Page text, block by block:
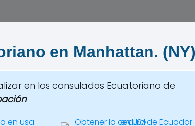
en Manhattan. (NY)
en los consulados Ecuatoriano de
.